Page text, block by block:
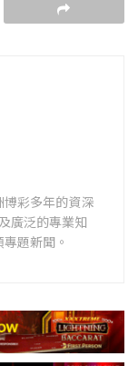
博彩多年的資深
廣泛的專業知
題新聞。